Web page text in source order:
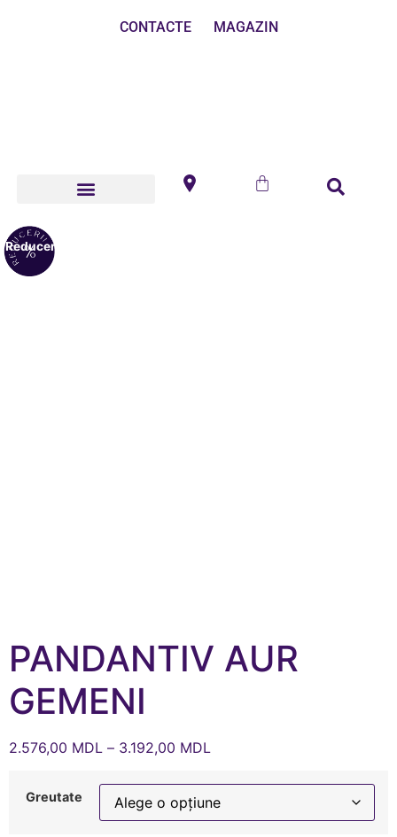
CONTACTE MAGAZIN
Reduceri!
PANDANTIV AUR
GEMENI
2.576,00 MDL – 3.192,00 MDL
Greutate